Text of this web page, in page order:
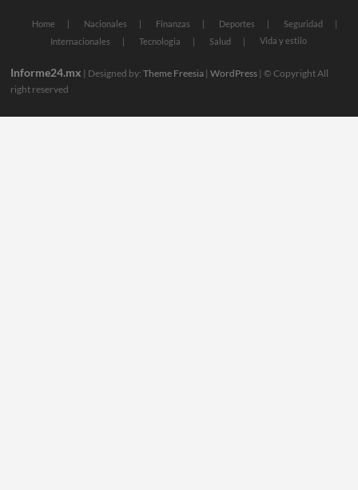
Home Nacionales Finanzas Deportes
Seguridad
Internacionales
Tecnologia Salud Vida y estilo
Informe24.mx | Designed by:Theme Freesia |WordPress | © Copyright All
right reserved